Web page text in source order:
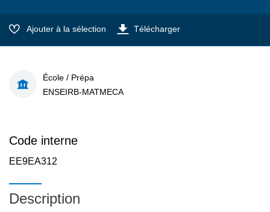
Ajouter à la sélection Télécharger
École / Prépa
ENSEIRB-MATMECA
Code interne
EE9EA312
Description